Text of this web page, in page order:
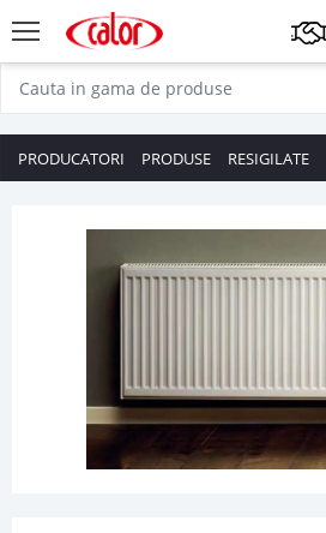
PRODUCATORI PRODUSE RESIGILATE